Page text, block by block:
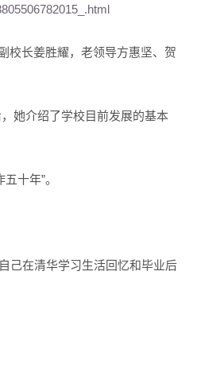
校长姜胜耀，老领导方惠坚、贺
她介绍了学校目前发展的基本
十年”。
己在清华学习生活回忆和毕业后